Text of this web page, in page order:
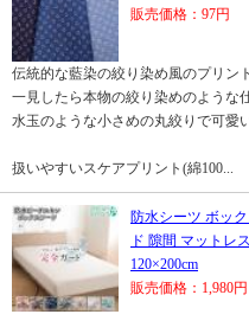
販売価格：97円
伝統的な藍染の絞り染め風のプリン
一見したら本物の絞り染めのような
水玉のような小さめの丸絞りで可愛
扱いやすいスケアプリント(綿100...
防水シーツ ボッ
ド 隙間 マットレ
120×200cm
販売価格：1,980円